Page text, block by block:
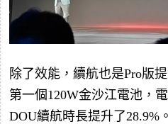
除了效能，續航也是Pro版
第一個120W金沙江電池，
DOU續航時長提升了28.9%。